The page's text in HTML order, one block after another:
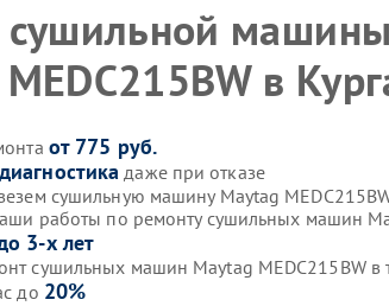
сушильной машины
в
от 775 руб.
даже при отказе
сушильную машину Maytag
работы по ремонту сушильных машин
3-х лет
сушильных машин Maytag MEDC215BW в
до 20%